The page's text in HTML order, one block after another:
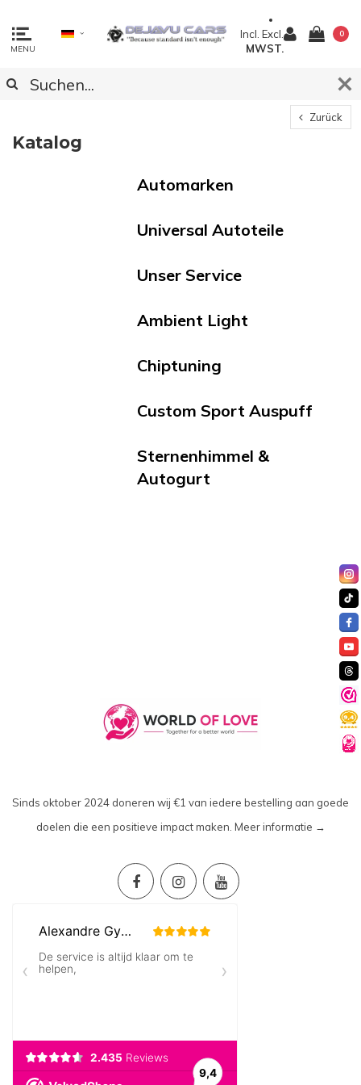
MENU
Incl. Excl.
MWST.
0
Zurück
Katalog
Automarken
Universal Autoteile
Unser Service
Ambient Light
Chiptuning
Custom Sport Auspuff
Sternenhimmel &
Autogurt
Sinds oktober 2024 doneren wij €1 van iedere bestelling aan goede
doelen die een positieve impact maken. Meer informatie →